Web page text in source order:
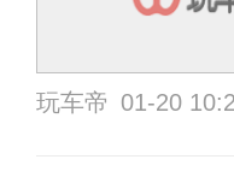
玩车帝 01-20